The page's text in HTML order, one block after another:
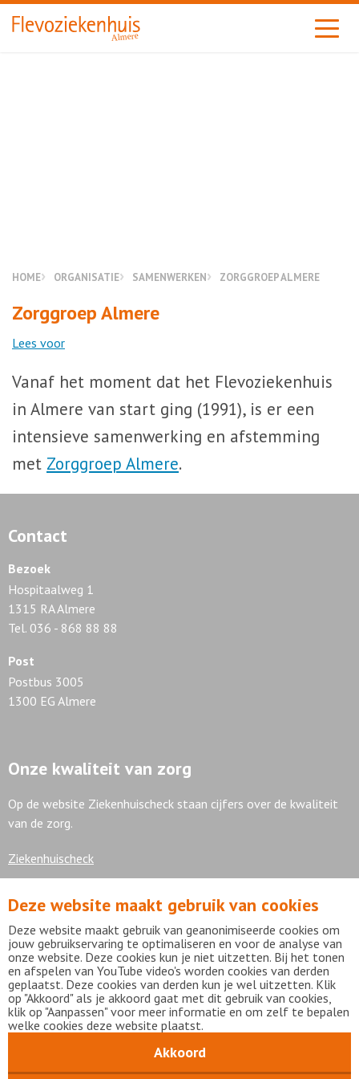
Almere
HOME ORGANISATIE SAMENWERKEN ZORGGROEP ALMERE
Zorggroep Almere
Lees voor
Vanaf het moment dat het Flevoziekenhuis
in Almere van start ging (1991), is er een
intensieve samenwerking en afstemming
met Zorggroep Almere.
Contact
Bezoek
Hospitaalweg 1
1315 RA Almere
Tel. 036 - 868 88 88
Post
Postbus 3005
1300 EG Almere
Onze kwaliteit van zorg
Op de website Ziekenhuischeck staan cijfers over de kwaliteit
van de zorg.
Ziekenhuischeck
7,9
Bekijk alle waarderingen
DisclaimerPrivacy statementmijnFlevoziekenhuis
Deze website maakt gebruik van cookies
Deze website maakt gebruik van geanonimiseerde cookies om
jouw gebruikservaring te optimaliseren en voor de analyse van
onze website. Deze cookies kun je niet uitzetten. Bij het tonen
en afspelen van YouTube video's worden cookies van derden
geplaatst. Deze cookies van derden kun je wel uitzetten. Klik
op "Akkoord" als je akkoord gaat met dit gebruik van cookies,
klik op "Aanpassen" voor meer informatie en om zelf te bepalen
welke cookies deze website plaatst.
Akkoord